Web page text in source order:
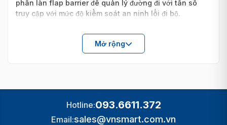
phân làn flap barrier để quản lý đường đi với tần số
truy cập với mức độ kiểm soát an ninh lối đi bộ.
Mở rộng
Hotline:093.6611.372
Email:sales@vnsmart.com.vn